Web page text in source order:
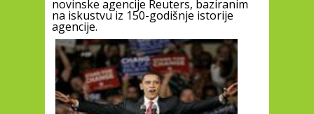
novinske agencije Reuters, baziranim
na iskustvu iz 150-godišnje istorije
agencije.